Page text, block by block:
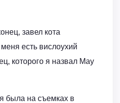
завел кота
есть вислоухий
которого я назвал Мау
была на съемках в